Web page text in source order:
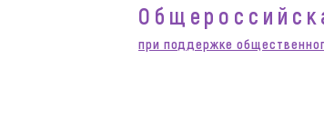
при поддержке